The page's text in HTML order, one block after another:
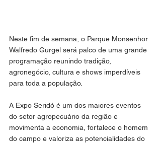
Neste fim de semana, o Parque Monsenhor
Walfredo Gurgel será palco de uma grande
programação reunindo tradição,
agronegócio, cultura e shows imperdíveis
para toda a população.
A Expo Seridó é um dos maiores eventos
do setor agropecuário da região e
movimenta a economia, fortalece o homem
do campo e valoriza as potencialidades do